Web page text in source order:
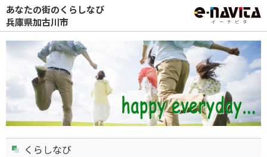
あなたの街のくらしなび
兵庫県加古川市
くらしなび